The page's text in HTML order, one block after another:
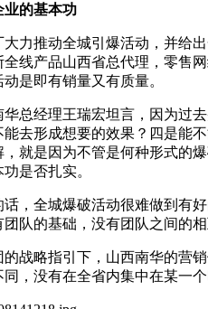
业的基本功
大力推动全城引爆活动，并给
线产品山西省总代理，零售
是即有销量又有质量。
总经理王瑞宏坦言，因为过
去形成想要的效果？四是能
就是因为不管是何种形式的
是否扎实。
，全城爆破活动很难做到有
队的基础，没有团队之间的
战略指引下，山西南华的营
，没有在全省内集中在某一